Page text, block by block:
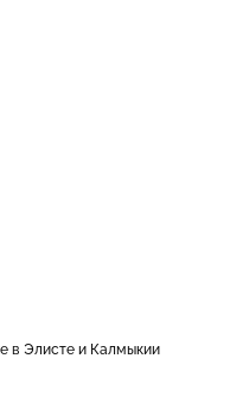
в Элисте и Калмыкии